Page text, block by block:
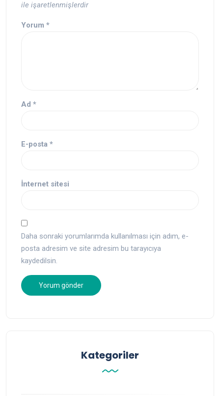
ile işaretlenmişlerdir
Yorum *
Ad *
E-posta *
İnternet sitesi
Daha sonraki yorumlarımda kullanılması için adım, e-
posta adresim ve site adresim bu tarayıcıya
kaydedilsin.
Kategoriler